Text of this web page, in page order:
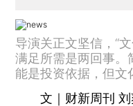
导演关正文坚信，“
满足所需是两回事。
能是投资依据，但文
文｜财新周刊